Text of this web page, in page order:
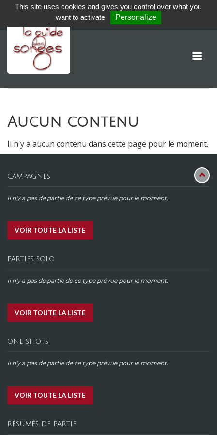
Aucun contenu
Il n'y a aucun contenu dans cette page pour le moment.
CAMPAGNES
Il n'y a pas de partie de ce type prévue pour le moment.
VOIR TOUTE LA LISTE
PARTIES SOLO
Il n'y a pas de partie de ce type prévue pour le moment.
VOIR TOUTE LA LISTE
ONE SHOTS
Il n'y a pas de partie de ce type prévue pour le moment.
VOIR TOUTE LA LISTE
RÉSUMÉS DE PARTIE
This site uses cookies and gives you control over what you
want to activate
Personalize